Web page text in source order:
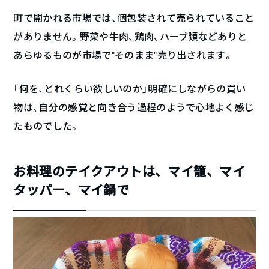
町で開かれる市場では、個包装されて売られていること
がありません。野菜や牛肉、鶏肉、ハーブ類などありと
あらゆるものが市場で“そのまま”売り出されます。
「何を、どれくらい欲しいのか」明確にしながらの買い
物は、自分の感覚と向き合う過程のようで心地よく感じ
たものでした。
お料理のテイクアウトは、マイ籠、マイ
タッパー、マイ鍋で